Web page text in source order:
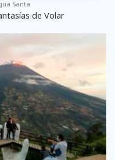
Santa
de Volar